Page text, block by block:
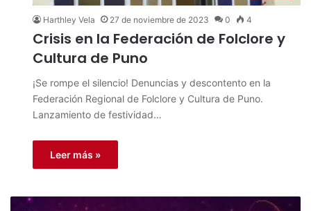
Harthley Vela 27 de noviembre de 2023 0 4
Crisis en la Federación de Folclore y
Cultura de Puno
¡Se rompe el silencio! Denuncias y descontento en la
Federación Regional de Folclore y Cultura de Puno.
Lanzamiento de festividad…
Leer más »